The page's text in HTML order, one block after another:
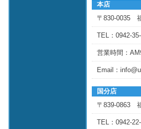
本店
〒830-0035
TEL：0942-
営業時間：
Email：
国分店
〒839-0863
TEL：0942-